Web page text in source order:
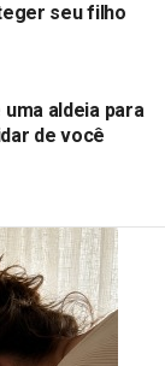
seu filho
aldeia para
de você